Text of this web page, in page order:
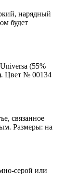
нарядный
будет
(55%
Цвет № 00134
связанное
Размеры: на
серой или